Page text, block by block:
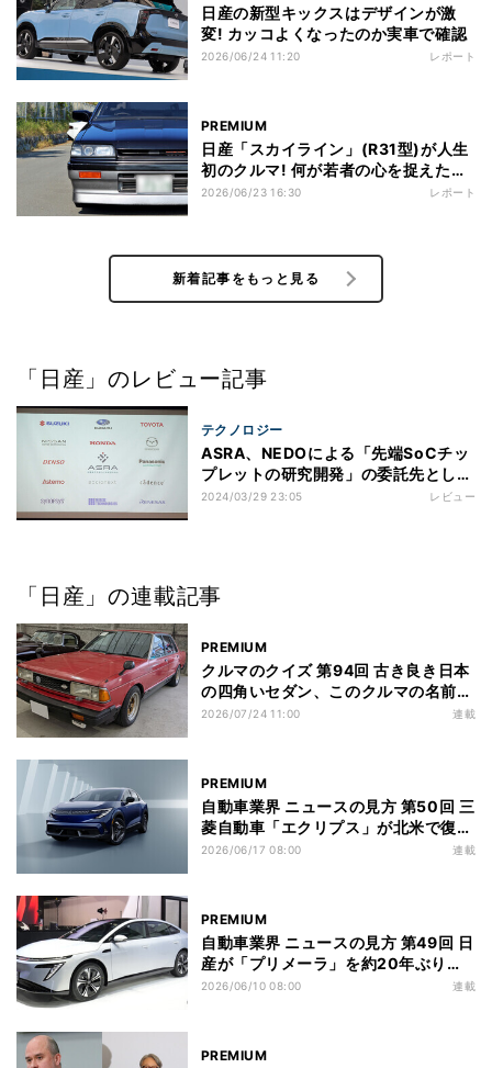
日産の新型キックスはデザインが激
変! カッコよくなったのか実車で確認
2026/06/24 11:20 レポート
PREMIUM
日産「スカイライン」(R31型)が人生
初のクルマ! 何が若者の心を捉えたの
か
2026/06/23 16:30 レポート
新着記事をもっと見る
「日産」のレビュー記事
テクノロジー
ASRA、NEDOによる「先端SoCチッ
プレットの研究開発」の委託先として
採択
2024/03/29 23:05 レビュー
「日産」の連載記事
PREMIUM
クルマのクイズ 第94回 古き良き日本
の四角いセダン、このクルマの名前
は?
2026/07/24 11:00 連載
PREMIUM
自動車業界 ニュースの見方 第50回 三
菱自動車「エクリプス」が北米で復
活! 日産リーフがベース? 投入の狙い
2026/06/17 08:00 連載
PREMIUM
自動車業界 ニュースの見方 第49回 日
産が「プリメーラ」を約20年ぶりに
復活させる狙いとは
2026/06/10 08:00 連載
PREMIUM